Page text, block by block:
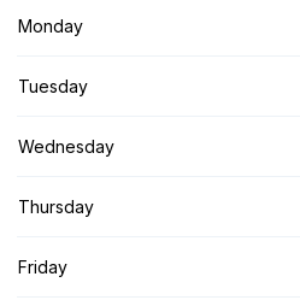
Monday
Tuesday
Wednesday
Thursday
Friday